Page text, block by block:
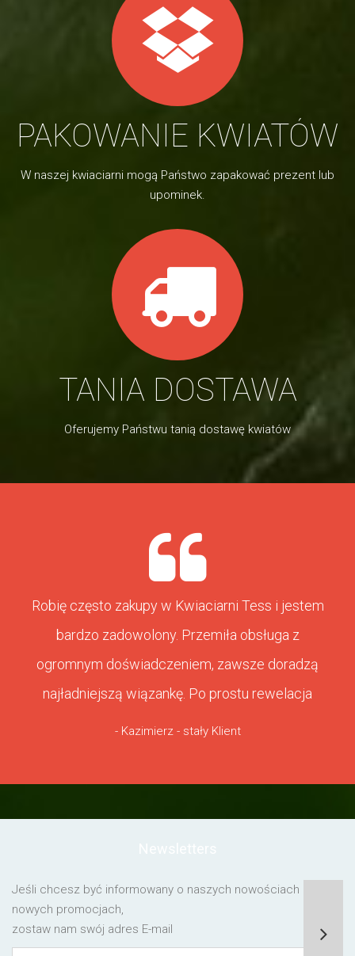
PAKOWANIE KWIATÓW
W naszej kwiaciarni mogą Państwo zapakować prezent lub
upominek.
TANIA DOSTAWA
Oferujemy Państwu tanią dostawę kwiatów
Robię często zakupy w Kwiaciarni Tess i jestem
bardzo zadowolony. Przemiła obsługa z
ogromnym doświadczeniem, zawsze doradzą
najładniejszą wiązankę. Po prostu rewelacja
- Kazimierz - stały Klient
Jeśli chcesz być informowany o naszych nowościach lub o
nowych promocjach,
zostaw nam swój adres E-mail